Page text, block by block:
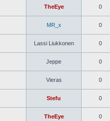
TheEye 0
MR_x 0
Lassi Liukkonen 0
Jeppe 0
Vieras 0
Stefu 0
TheEye 0